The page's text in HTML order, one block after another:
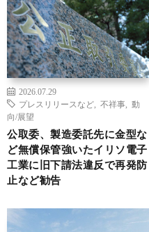
2026.07.29
プレスリリースなど
不祥事
動
向/展望
公取委、製造委託先に金型な
ど無償保管強いたイリソ電子
工業に旧下請法違反で再発防
止など勧告